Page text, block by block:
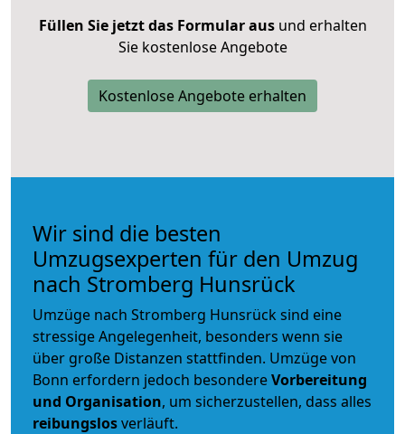
Füllen Sie jetzt das Formular ausund erhalten
Sie kostenlose Angebote
Kostenlose Angebote erhalten
Wir sind die besten
Umzugsexperten für den Umzug
nach Stromberg Hunsrück
Umzüge nach Stromberg Hunsrück sind eine
stressige Angelegenheit, besonders wenn sie
über große Distanzen stattfinden. Umzüge von
Bonn erfordern jedoch besondereVorbereitung
und Organisation, um sicherzustellen, dass alles
reibungslosverläuft.